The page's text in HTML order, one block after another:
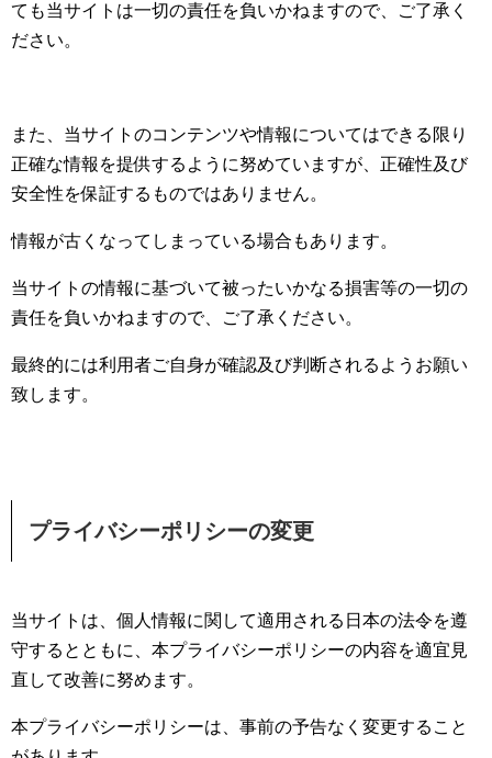
ても当サイトは一切の責任を負いかねますので、ご了承く
ださい。
また、当サイトのコンテンツや情報についてはできる限り
正確な情報を提供するように努めていますが、正確性及び
安全性を保証するものではありません。
情報が古くなってしまっている場合もあります。
当サイトの情報に基づいて被ったいかなる損害等の一切の
責任を負いかねますので、ご了承ください。
最終的には利用者ご自身が確認及び判断されるようお願い
致します。
プライバシーポリシーの変更
当サイトは、個人情報に関して適用される日本の法令を遵
守するとともに、本プライバシーポリシーの内容を適宜見
直して改善に努めます。
本プライバシーポリシーは、事前の予告なく変更すること